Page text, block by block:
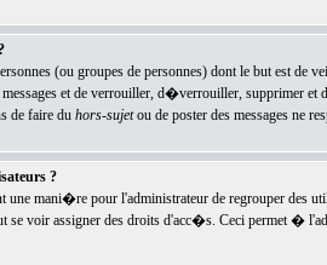
(ou groupes de personnes) dont le but est de
et de verrouiller, d�verrouiller, supprimer
de faire du hors-sujetou de poster des messages ne
?
une mani�re pour l'administrateur de regrouper des
se voir assigner des droits d'acc�s. Ceci permet